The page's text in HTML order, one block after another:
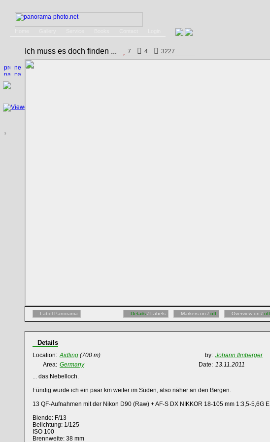
Ich muss es doch finden ... 7 4 3227
Label Panorama Details / Labels Markers on / off Overview on / off
Details
Location: Aidling (700 m) by: Johann Ilmberger
Area: Germany Date: 13.11.2011
... das Nebelloch.
Fündig wurde ich ein paar km weiter im Süden, also näher an den Bergen.
13 QF-Aufnahmen mit der Nikon D90 (Raw) + AF-S DX NIKKOR 18-105 mm 1:3,5-5,6G
Blende: F/13
Belichtung: 1/125
ISO 100
Brennweite: 38 mm